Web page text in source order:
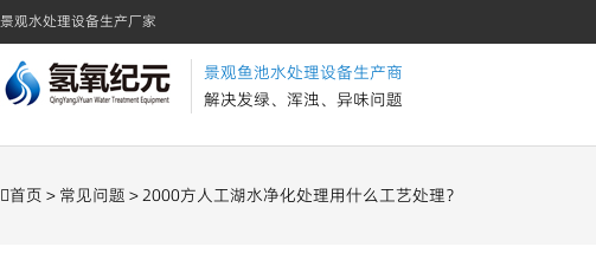
景观水处理设备生产厂家
景观鱼池水处理设备生产商
解决发绿、浑浊、异味问题
首页 > 常见问题 > 2000方人工湖水净化处理用什么工艺处理？